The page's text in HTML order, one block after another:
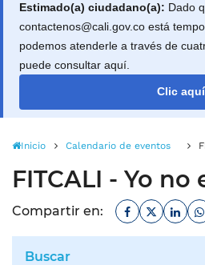
Estimado(a) ciudadano(a): Dado
contactenos@cali.gov.co está
podemos atenderle a través de
puede consultar aquí.
Clic aquí
Inicio Calendario de eventos
FITCALI - Yo no
Compartir en: Facebook
Twitter
Buscar